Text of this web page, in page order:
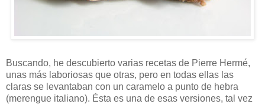
Buscando, he descubierto varias recetas de Pierre Hermé,
unas más laboriosas que otras, pero en todas ellas las
claras se levantaban con un caramelo a punto de hebra
(merengue italiano). Ésta es una de esas versiones, tal vez